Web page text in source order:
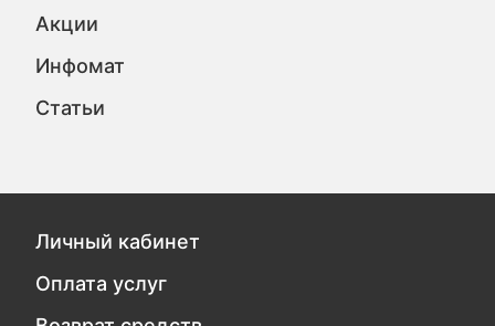
Акции
Инфомат
Статьи
Личный кабинет
Оплата услуг